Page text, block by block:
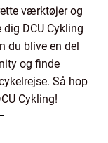
værktøjer og
DCU Cykling
du blive en del
og finde
Så hop
Cykling!